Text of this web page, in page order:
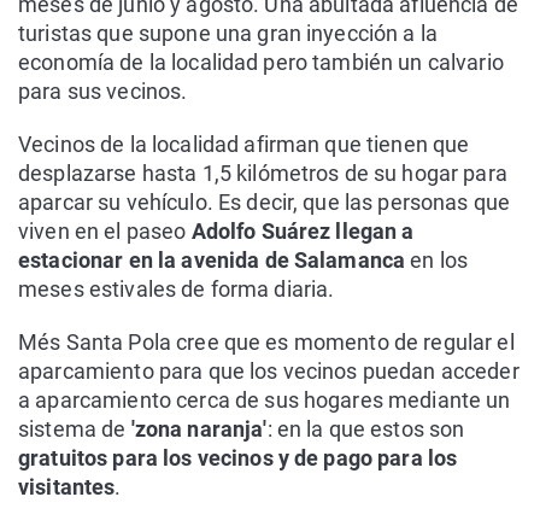
turistas que supone una gran inyección a la
economía de la localidad pero también un calvario
para sus vecinos.
Vecinos de la localidad afirman que tienen que
desplazarse hasta 1,5 kilómetros de su hogar para
aparcar su vehículo. Es decir, que las personas que
viven en el paseo Adolfo Suárez llegan a
estacionar en la avenida de Salamancaen los
meses estivales de forma diaria.
Més Santa Pola cree que es momento de regular el
aparcamiento para que los vecinos puedan acceder
a aparcamiento cerca de sus hogares mediante un
sistema de 'zona naranja': en la que estos son
gratuitos para los vecinos y de pago para los
visitantes.